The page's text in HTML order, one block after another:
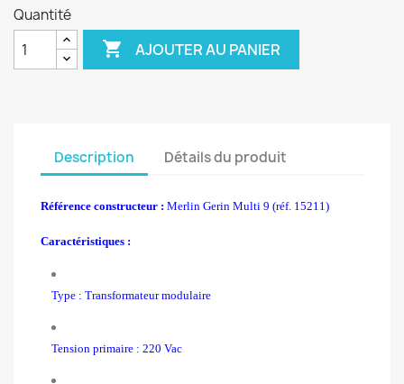
Quantité
 AJOUTER AU PANIER
Description Détails du produit
Référence constructeur : Merlin Gerin Multi 9 (réf. 15211)
Caractéristiques :
Type : Transformateur modulaire
Tension primaire : 220 Vac